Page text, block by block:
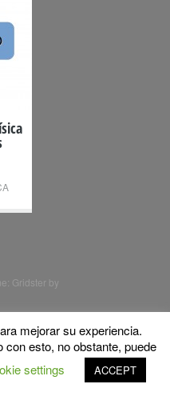
Gridster by
mejorar su experiencia.
esto, no obstante, puede
settings ACCEPT